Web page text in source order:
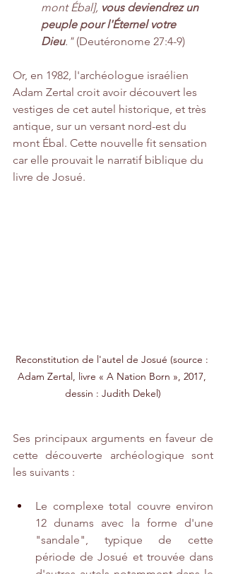
mont Ébal], vous deviendrez un
peuple pour l'Éternel votre
Dieu." (Deutéronome 27:4-9)
Or, en 1982, l'archéologue israélien
Adam Zertal croit avoir découvert les
vestiges de cet autel historique, et très
antique, sur un versant nord-est du
mont Ébal. Cette nouvelle fit sensation
car elle prouvait le narratif biblique du
livre de Josué.
Reconstitution de l'autel de Josué (source :
Adam Zertal, livre « A Nation Born », 2017,
dessin : Judith Dekel)
Ses principaux arguments en faveur de
cette découverte archéologique sont
les suivants :
Le complexe total couvre environ
12 dunams avec la forme d'une
"sandale", typique de cette
période de Josué et trouvée dans